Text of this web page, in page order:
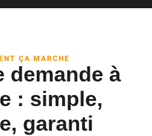
ÇA MARCHE
demande à
: simple,
garanti